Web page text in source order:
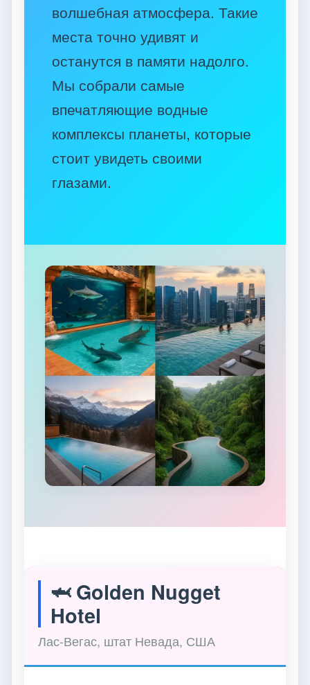
волшебная атмосфера. Такие
места точно удивят и
останутся в памяти надолго.
Мы собрали самые
впечатляющие водные
комплексы планеты, которые
стоит увидеть своими
глазами.
🦈 Golden Nugget
Hotel
Лас-Вегас, штат Невада, США